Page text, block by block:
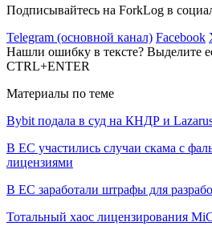
Подписывайтесь на ForkLog в
Telegram (основной канал) Facebook
Нашли ошибку в тексте? Выделите
CTRL+ENTER
Материалы по теме
Bybit подала в суд на КНДР и
В ЕС участились случаи скама с
лицензиями
В ЕС заработали штрафы для
Тотальный хаос лицензирования